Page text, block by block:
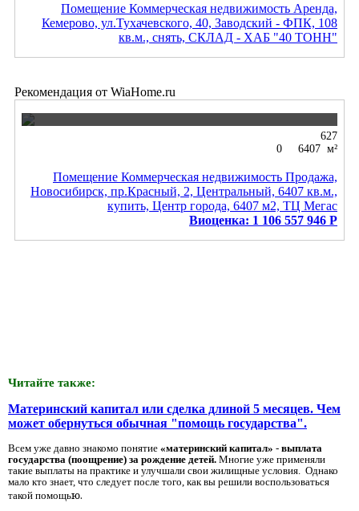
Помещение Коммерческая недвижимость Аренда,
Кемерово, ул.Тухачевского, 40, Заводский - ФПК, 108
кв.м., снять, СКЛАД - ХАБ "40 ТОНН"
Рекомендация от WiaHome.ru
627
0 6407 м²
Помещение Коммерческая недвижимость Продажа,
Новосибирск, пр.Красный, 2, Центральный, 6407 кв.м.,
купить, Центр города, 6407 м2, ТЦ Мегас
Виоценка: 1 106 557 946 Р
Читайте также:
Материнский капитал или сделка длиной 5 месяцев. Чем
может обернуться обычная "помощь государства".
Всем уже давно знакомо понятие «материнский капитал» - выплата
государства (поощрение) за рождение детей. Многие уже применяли
такие выплаты на практике и улучшали свои жилищные условия. Однако
мало кто знает, что следует после того, как вы решили воспользоваться
такой помощью.